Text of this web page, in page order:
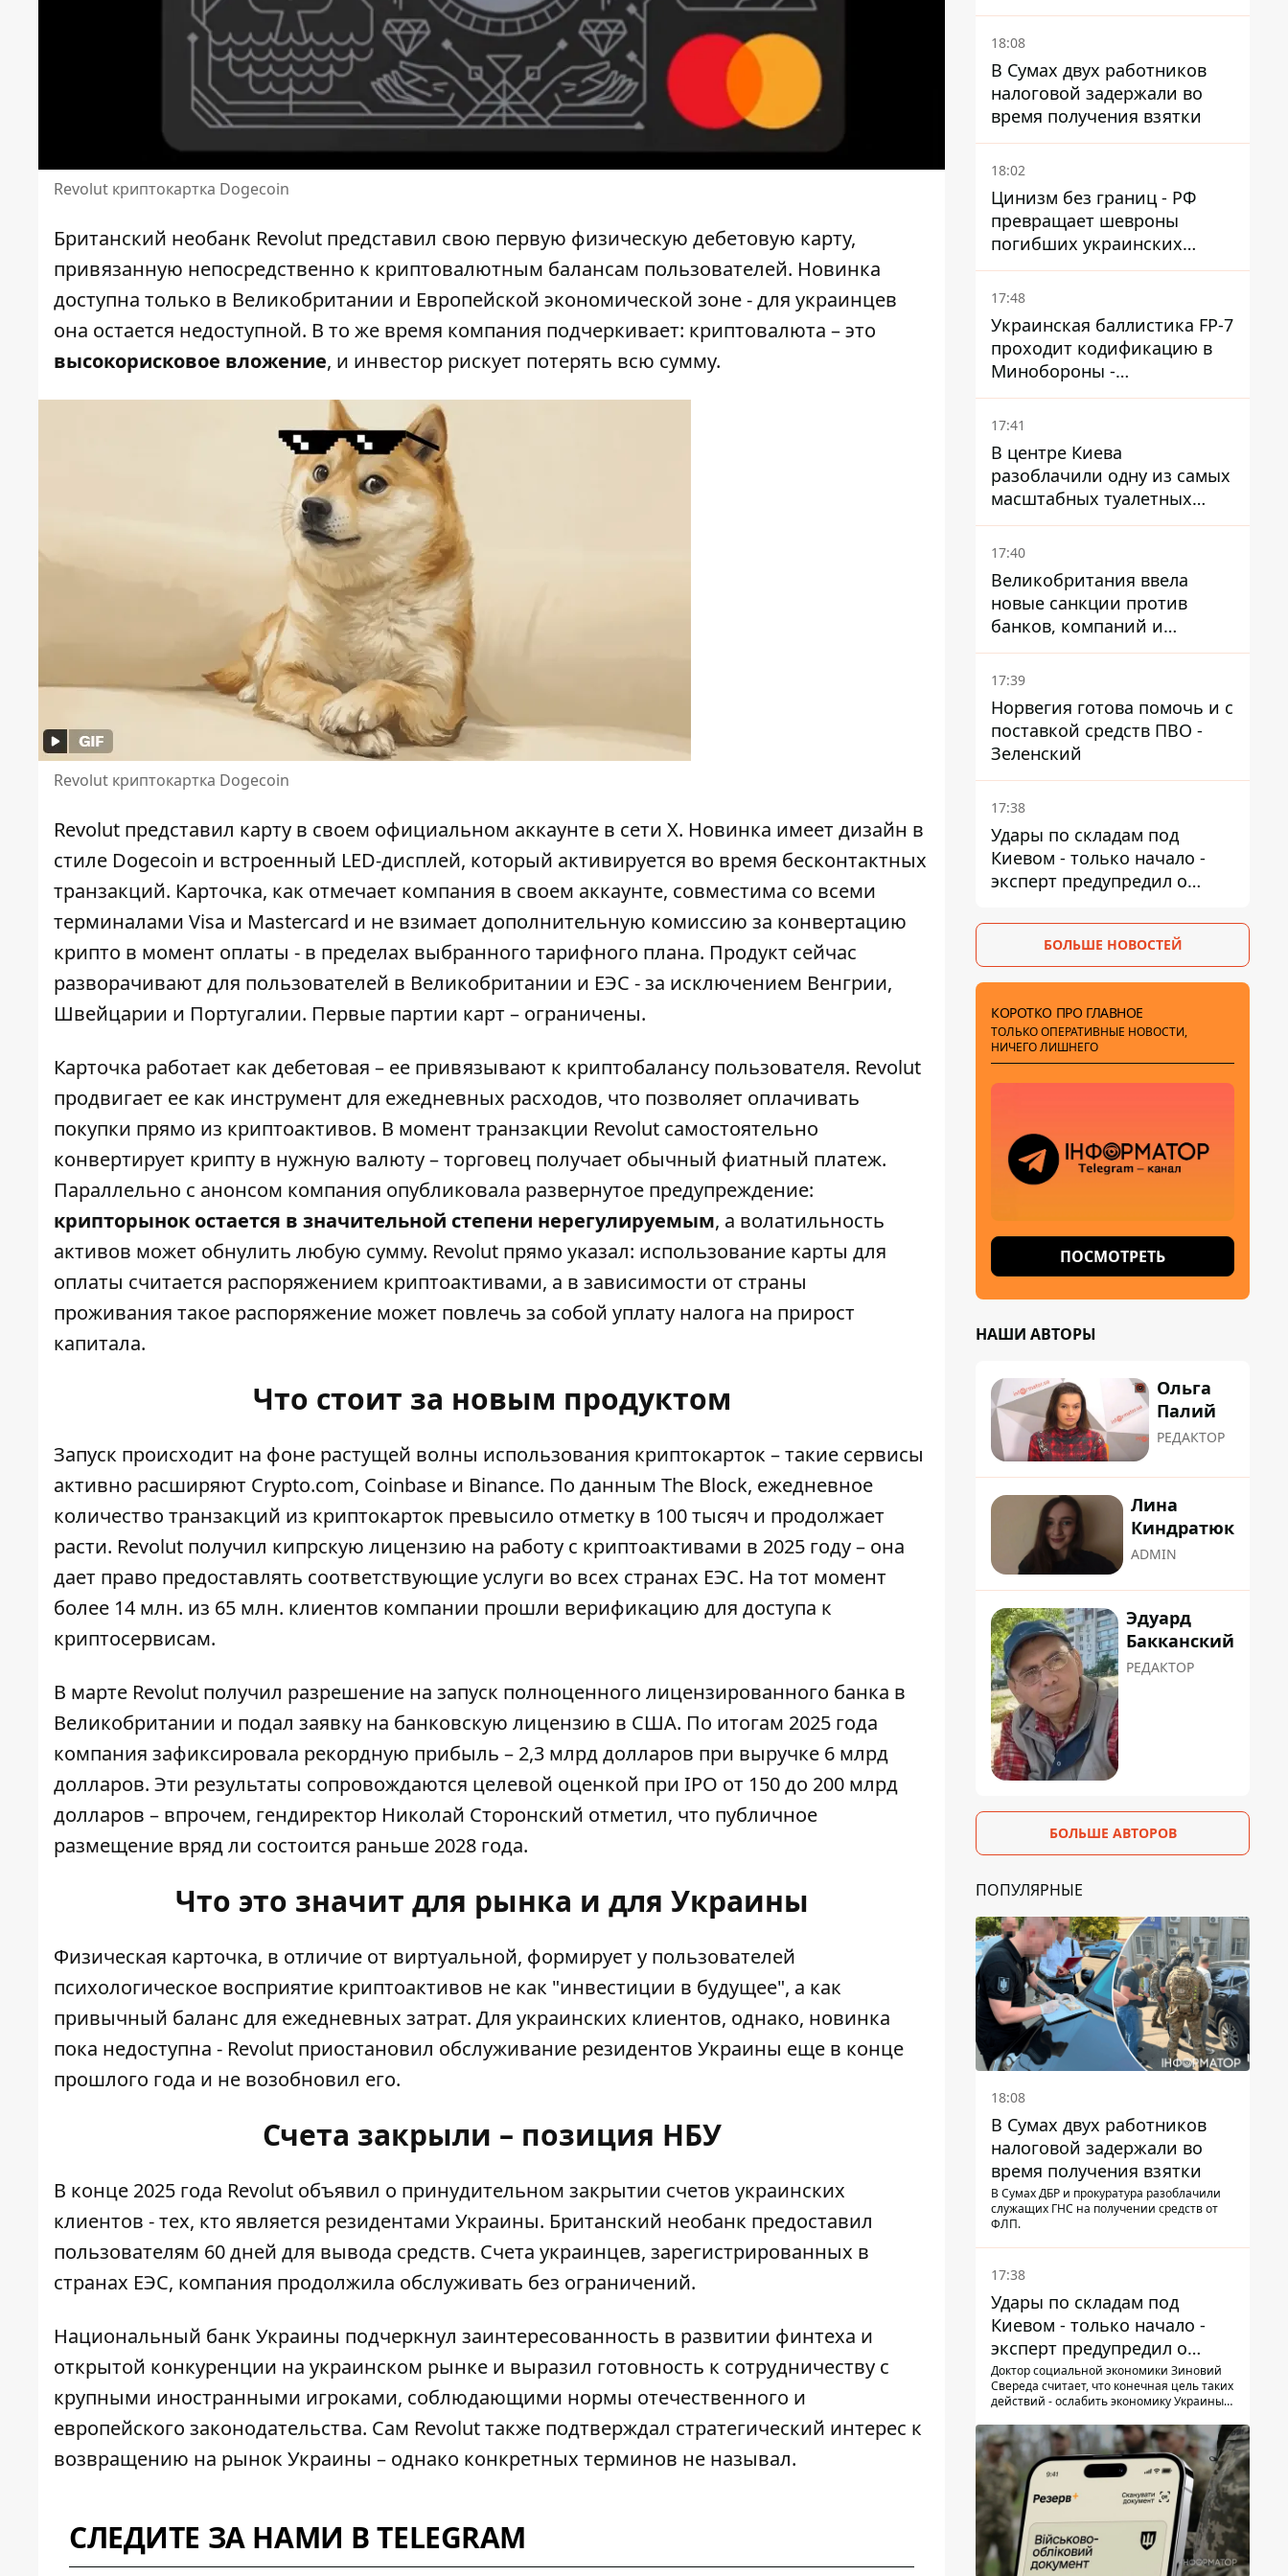
Revolut криптокартка Dogecoin
Британский необанк Revolut представил свою первую физическую дебетовую карту,
привязанную непосредственно к криптовалютным балансам пользователей. Новинка
доступна только в Великобритании и Европейской экономической зоне - для украинцев
она остается недоступной. В то же время компания подчеркивает: криптовалюта – это
высокорисковое вложение, и инвестор рискует потерять всю сумму.
Revolut криптокартка Dogecoin
Revolut представил карту в своем официальном аккаунте в сети X. Новинка имеет дизайн в
стиле Dogecoin и встроенный LED-дисплей, который активируется во время бесконтактных
транзакций. Карточка, как отмечает компания в своем аккаунте, совместима со всеми
терминалами Visa и Mastercard и не взимает дополнительную комиссию за конвертацию
крипто в момент оплаты - в пределах выбранного тарифного плана. Продукт сейчас
разворачивают для пользователей в Великобритании и ЕЭС - за исключением Венгрии,
Швейцарии и Португалии. Первые партии карт – ограничены.
Карточка работает как дебетовая – ее привязывают к криптобалансу пользователя. Revolut
продвигает ее как инструмент для ежедневных расходов, что позволяет оплачивать
покупки прямо из криптоактивов. В момент транзакции Revolut самостоятельно
конвертирует крипту в нужную валюту – торговец получает обычный фиатный платеж.
Параллельно с анонсом компания опубликовала развернутое предупреждение:
крипторынок остается в значительной степени нерегулируемым, а волатильность
активов может обнулить любую сумму. Revolut прямо указал: использование карты для
оплаты считается распоряжением криптоактивами, а в зависимости от страны
проживания такое распоряжение может повлечь за собой уплату налога на прирост
капитала.
Что стоит за новым продуктом
Запуск происходит на фоне растущей волны использования криптокарток – такие сервисы
активно расширяют Crypto.com, Coinbase и Binance. По данным The Block, ежедневное
количество транзакций из криптокарток превысило отметку в 100 тысяч и продолжает
расти. Revolut получил кипрскую лицензию на работу с криптоактивами в 2025 году – она
дает право предоставлять соответствующие услуги во всех странах ЕЭС. На тот момент
более 14 млн. из 65 млн. клиентов компании прошли верификацию для доступа к
криптосервисам.
В марте Revolut получил разрешение на запуск полноценного лицензированного банка в
Великобритании и подал заявку на банковскую лицензию в США. По итогам 2025 года
компания зафиксировала рекордную прибыль – 2,3 млрд долларов при выручке 6 млрд
долларов. Эти результаты сопровождаются целевой оценкой при IPO от 150 до 200 млрд
долларов – впрочем, гендиректор Николай Сторонский отметил, что публичное
размещение вряд ли состоится раньше 2028 года.
Что это значит для рынка и для Украины
Физическая карточка, в отличие от виртуальной, формирует у пользователей
психологическое восприятие криптоактивов не как "инвестиции в будущее", а как
привычный баланс для ежедневных затрат. Для украинских клиентов, однако, новинка
пока недоступна - Revolut приостановил обслуживание резидентов Украины еще в конце
прошлого года и не возобновил его.
Счета закрыли – позиция НБУ
В конце 2025 года Revolut объявил о принудительном закрытии счетов украинских
клиентов - тех, кто является резидентами Украины. Британский необанк предоставил
пользователям 60 дней для вывода средств. Счета украинцев, зарегистрированных в
странах ЕЭС, компания продолжила обслуживать без ограничений.
Национальный банк Украины подчеркнул заинтересованность в развитии финтеха и
открытой конкуренции на украинском рынке и выразил готовность к сотрудничеству с
крупными иностранными игроками, соблюдающими нормы отечественного и
европейского законодательства. Сам Revolut также подтверждал стратегический интерес к
возвращению на рынок Украины – однако конкретных терминов не называл.
СЛЕДИТЕ ЗА НАМИ В TELEGRAM
Сумской области
18:08
В Сумах двух работников
налоговой задержали во
время получения взятки
18:02
Цинизм без границ - РФ
превращает шевроны
погибших украинских
защитников в экспонаты
"музея СВО"
17:48
Украинская баллистика FP-7
проходит кодификацию в
Минобороны -
приближается боевое
применение - Reuters
17:41
В центре Киева
разоблачили одну из самых
масштабных туалетных
схем с фиктивным домом
17:40
Великобритания ввела
новые санкции против
банков, компаний и
танкеров РФ
17:39
Норвегия готова помочь и с
поставкой средств ПВО -
Зеленский
17:38
Удары по складам под
Киевом - только начало -
эксперт предупредил о
БОЛЬШЕ НОВОСТЕЙ
КОРОТКО ПРО ГЛАВНОЕ
ТОЛЬКО ОПЕРАТИВНЫЕ НОВОСТИ,
НИЧЕГО ЛИШНЕГО
ПОСМОТРЕТЬ
НАШИ АВТОРЫ
Ольга
Палий
РЕДАКТОР
Лина
Киндратюк
ADMIN
Эдуард
Бакканский
РЕДАКТОР
БОЛЬШЕ АВТОРОВ
ПОПУЛЯРНЫЕ
18:08
В Сумах двух работников
налоговой задержали во
время получения взятки
В Сумах ДБР и прокуратура разоблачили
служащих ГНС на получении средств от
ФЛП.
17:38
Удары по складам под
Киевом - только начало -
эксперт предупредил о
новой угрозе
Доктор социальной экономики Зиновий
Свереда считает, что конечная цель таких
действий - ослабить экономику Украины и
регионы